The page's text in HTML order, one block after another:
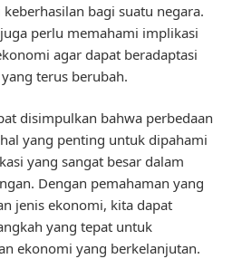
bagi suatu negara.
perlu memahami implikasi
agar dapat beradaptasi
terus berubah.
disimpulkan bahwa perbedaan
yang penting untuk dipahami
yang sangat besar dalam
Dengan pemahaman yang
jenis ekonomi, kita dapat
yang tepat untuk
ekonomi yang berkelanjutan.